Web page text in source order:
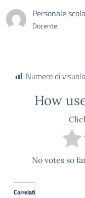
Personale
Docente
Numero di
How
No votes so
Correlati